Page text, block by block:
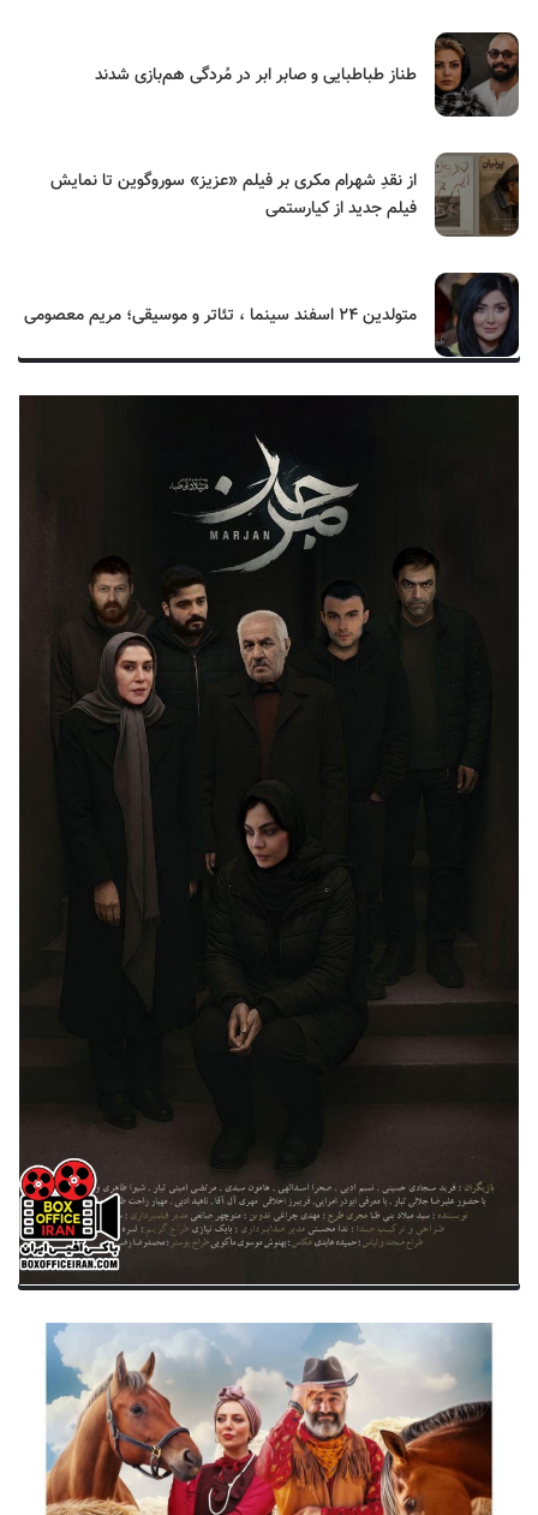
طناز طباطبایی و صابر ابر در مُردگی هم‌بازی شدند
از نقدِ شهرام مکری بر فیلم «عزیز» سوروگوین تا نمایش
فیلم جدید از کیارستمی
متولدین ۲۴ اسفند سینما ، تئاتر و موسیقی؛ مریم معصومی